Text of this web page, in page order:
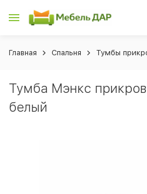
Главная Спальня Тумбы
Тумба Мэнкс
белый